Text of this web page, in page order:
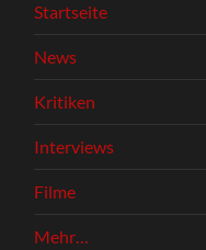
Startseite
News
Kritiken
Interviews
Filme
Mehr…